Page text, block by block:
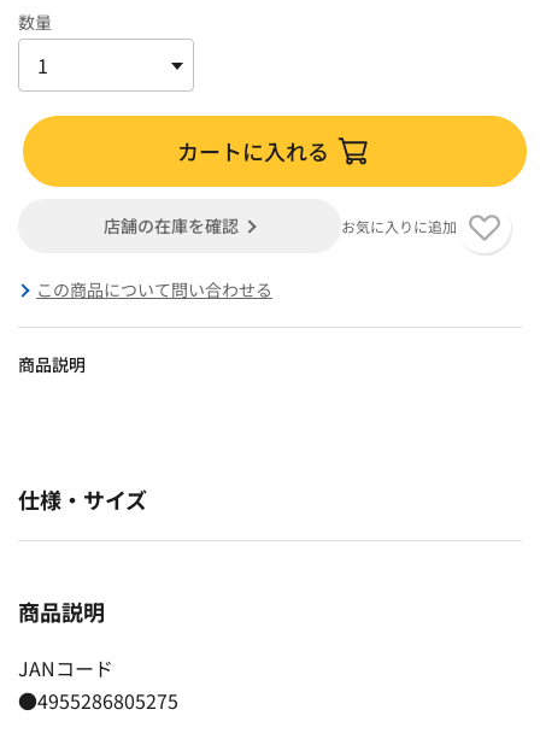
数量
カートに入れる
店舗の在庫を確認 お気に入りに追加
この商品について問い合わせる
商品説明
仕様・サイズ
商品説明
JANコード
●4955286805275